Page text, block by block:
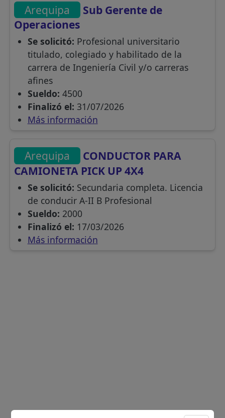
Arequipa
Sub Gerente de
Operaciones
Se solicitó: Profesional universitario
titulado, colegiado y habilitado de la
carrera de Ingeniería Civil y/o carreras
afines
Sueldo: 4500
Finalizó el: 31/07/2026
Más información
Arequipa
CONDUCTOR PARA
CAMIONETA PICK UP 4X4
Se solicitó: Secundaria completa. Licencia
de conducir A-II B Profesional
Sueldo: 2000
Finalizó el: 17/03/2026
Más información